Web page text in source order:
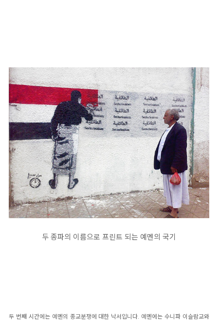
두 종파의 이름으로 프린트 되는 예멘의 국기
두 번째 시간에는 예멘의 종교분쟁에 대한 낙서입니다. 예멘에는 수니파 이슬람교와